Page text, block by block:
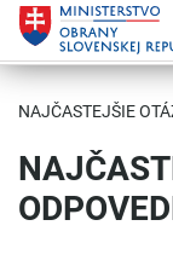
Skočiť na hlavnú
Skočiť na obsah
Skočiť na bočný
Skočiť na pätičku
Kontakt
Prehlásenie o
NAJČASTEJŠIE